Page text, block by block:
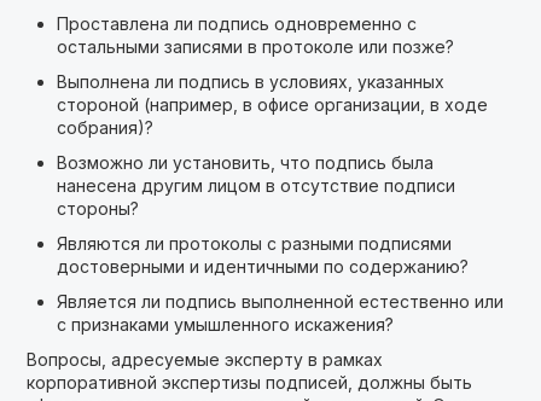
Проставлена ли подпись одновременно с
остальными записями в протоколе или позже?
Выполнена ли подпись в условиях, указанных
стороной (например, в офисе организации, в ходе
собрания)?
Возможно ли установить, что подпись была
нанесена другим лицом в отсутствие подписи
стороны?
Являются ли протоколы с разными подписями
достоверными и идентичными по содержанию?
Является ли подпись выполненной естественно или
с признаками умышленного искажения?
Вопросы, адресуемые эксперту в рамках
корпоративной экспертизы подписей, должны быть